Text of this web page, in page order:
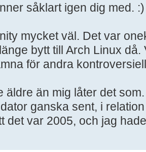
såklart igen dig med. :)
mycket väl. Det var
bytt till Arch Linux
för andra
äldre än mig låter det
ganska sent, i
det var 2005, och jag